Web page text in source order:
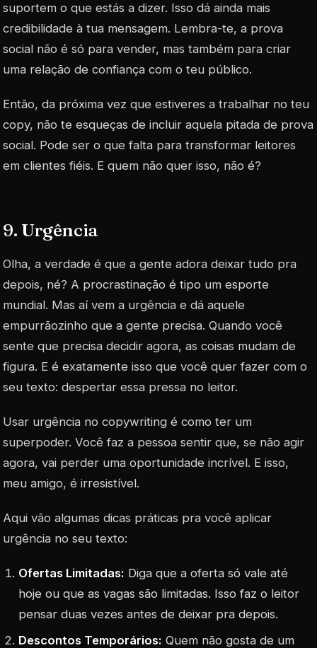
suportem o que estás a dizer. Isso dá ainda mais
credibilidade à tua mensagem. Lembra-te, a prova
social não é só para vender, mas também para criar
uma relação de confiança com o teu público.
Então, da próxima vez que estiveres a trabalhar no teu
copy, não te esqueças de incluir aquela pitada de prova
social. Pode ser o que falta para transformar leitores
em clientes fiéis. E quem não quer isso, não é?
9. Urgência
Olha, a verdade é que a gente adora deixar tudo pra
depois, né? A procrastinação é tipo um esporte
mundial. Mas aí vem a urgência e dá aquele
empurrãozinho que a gente precisa. Quando você
sente que precisa decidir agora, as coisas mudam de
figura. E é exatamente isso que você quer fazer com o
seu texto: despertar essa pressa no leitor.
Usar urgência no copywriting é como ter um
superpoder. Você faz a pessoa sentir que, se não agir
agora, vai perder uma oportunidade incrível. E isso,
meu amigo, é irresistível.
Aqui vão algumas dicas práticas pra você aplicar
urgência no seu texto:
Ofertas Limitadas: Diga que a oferta só vale até
hoje ou que as vagas são limitadas. Isso faz o leitor
pensar duas vezes antes de deixar pra depois.
Descontos Temporários: Quem não gosta de um